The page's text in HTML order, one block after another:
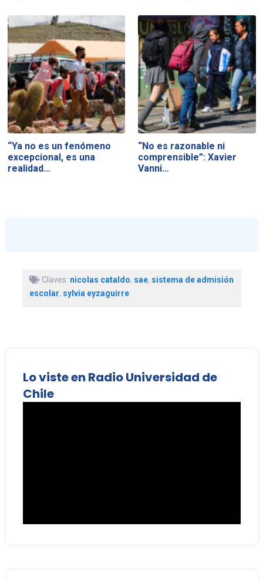
“Ya no es un fenómeno
excepcional, es una
realidad…
“No es razonable ni
comprensible”: Xavier
Vanni…
Claves: nicolas cataldo, sae, sistema de admisión
escolar, sylvia eyzaguirre
Lo viste en Radio Universidad de
Chile